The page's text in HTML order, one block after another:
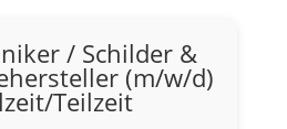
/ Schilder &
(m/w/d)
Teilzeit